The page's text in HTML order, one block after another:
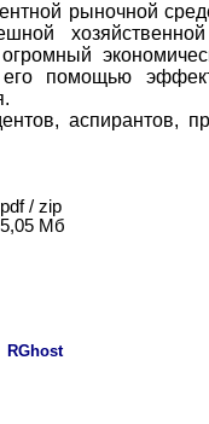
рыночной
помощью
аспирантов,
pdf / zip
5,05 Мб
RGhost